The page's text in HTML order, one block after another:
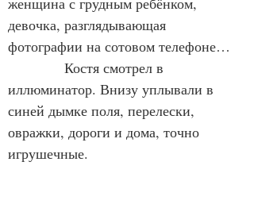
девочка, разглядывающая
фотографии на сотовом телефоне…
Костя смотрел в
иллюминатор. Внизу уплывали в
синей дымке поля, перелески,
овражки, дороги и дома, точно
игрушечные.